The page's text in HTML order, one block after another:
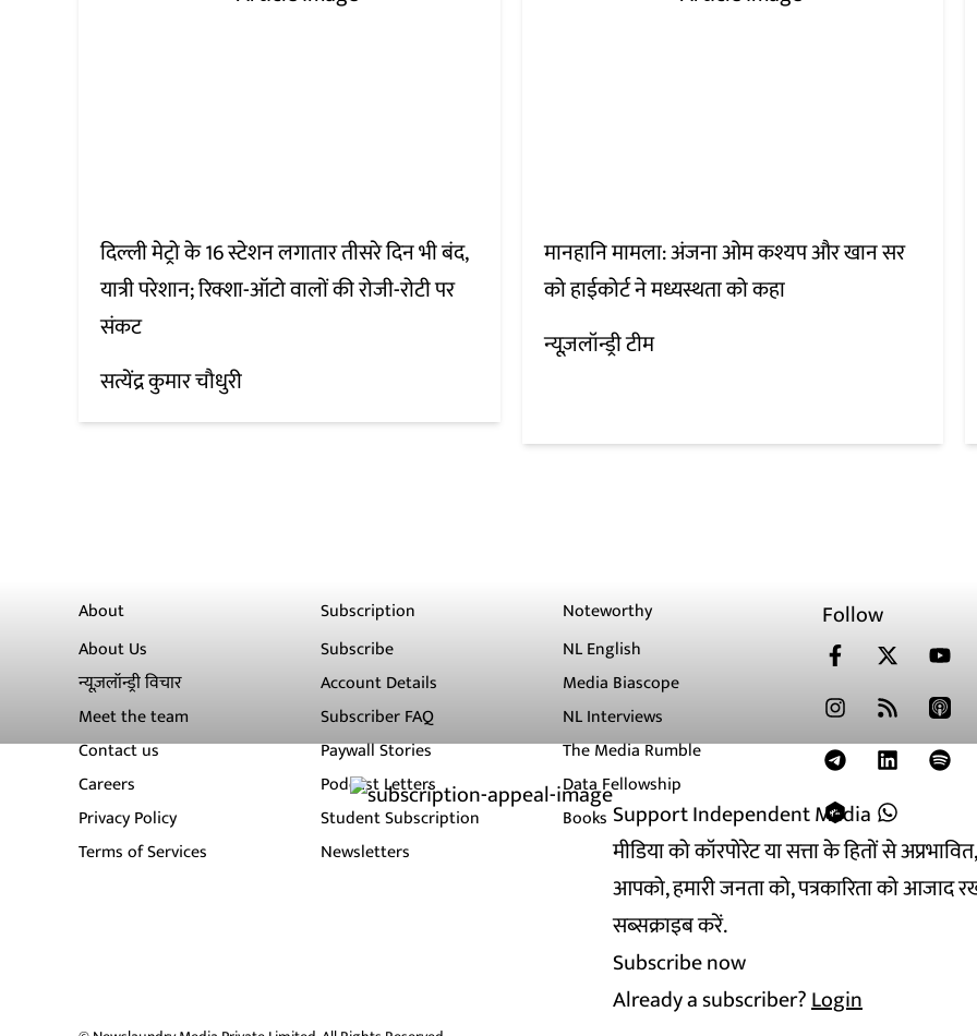
Support Independent Media
मीडिया को कॉरपोरेट या सत्ता के हितों से
आपको, हमारी जनता को, पत्रकारिता को
सब्सक्राइब करें.
Subscribe now
Already a subscriber?Login
दिल्ली मेट्रो के 16 स्टेशन लगातार तीसरे दिन भी बंद,
यात्री परेशान; रिक्शा-ऑटो वालों की रोजी-रोटी पर
संकट
सत्येंद्र कुमार चौधुरी
मानहानि मामला: अंजना ओम कश्यप और खान सर
को हाईकोर्ट ने मध्यस्थता को कहा
न्यूज़लॉन्ड्री टीम
About
About Us
न्यूज़लॉन्ड्री विचार
Meet the team
Contact us
Careers
Privacy Policy
Terms of Services
Subscription
Subscribe
Account Details
Subscriber FAQ
Paywall Stories
Podcast Letters
Student Subscription
Newsletters
Noteworthy
NL English
Media Biascope
NL Interviews
The Media Rumble
Data Fellowship
Books
Follow